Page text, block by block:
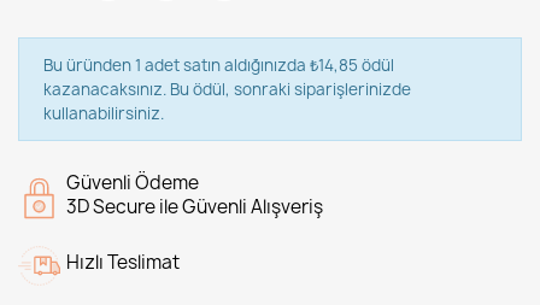
Bu üründen 1 adet satın aldığınızda ₺14,85 ödül
kazanacaksınız. Bu ödül, sonraki siparişlerinizde
kullanabilirsiniz.
Güvenli Ödeme
3D Secure ile Güvenli Alışveriş
Hızlı Teslimat